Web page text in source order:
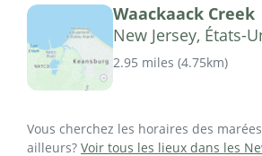
Waackaack Creek
New Jersey, États-
2.95 miles (4.75km)
Vous cherchez les horaires des
ailleurs? Voir tous les lieux dans les